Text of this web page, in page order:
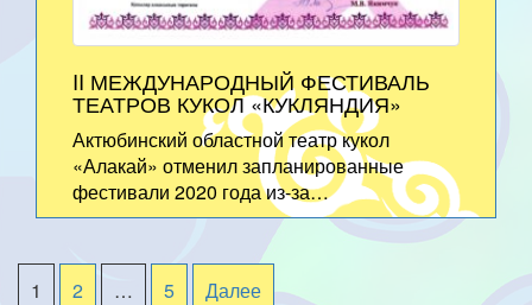
II МЕЖДУНАРОДНЫЙ ФЕСТИВАЛЬ
ТЕАТРОВ КУКОЛ «КУКЛЯНДИЯ»
Актюбинский областной театр кукол
«Алакай» отменил запланированные
фестивали 2020 года из-за…
1 2 … 5 Далее